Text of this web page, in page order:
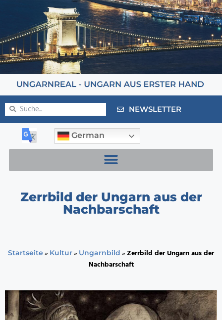
NEWSLETTER
German
Zerrbild der Ungarn aus der
Nachbarschaft
Startseite » Kultur» Ungarnbild »Zerrbild der Ungarn aus der
Nachbarschaft